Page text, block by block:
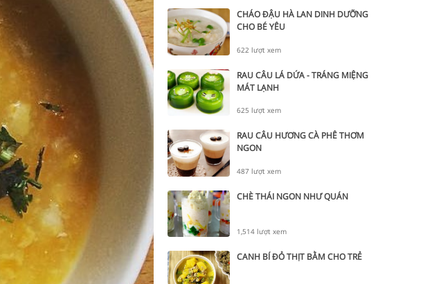
CHÁO ĐẬU HÀ LAN DINH DƯỠNG
CHO BÉ YÊU
622 lượt xem
RAU CÂU LÁ DỨA - TRÁNG MIỆNG
MÁT LẠNH
625 lượt xem
RAU CÂU HƯƠNG CÀ PHÊ THƠM
NGON
487 lượt xem
CHÈ THÁI NGON NHƯ QUÁN
1,514 lượt xem
CANH BÍ ĐỎ THỊT BẰM CHO TRẺ